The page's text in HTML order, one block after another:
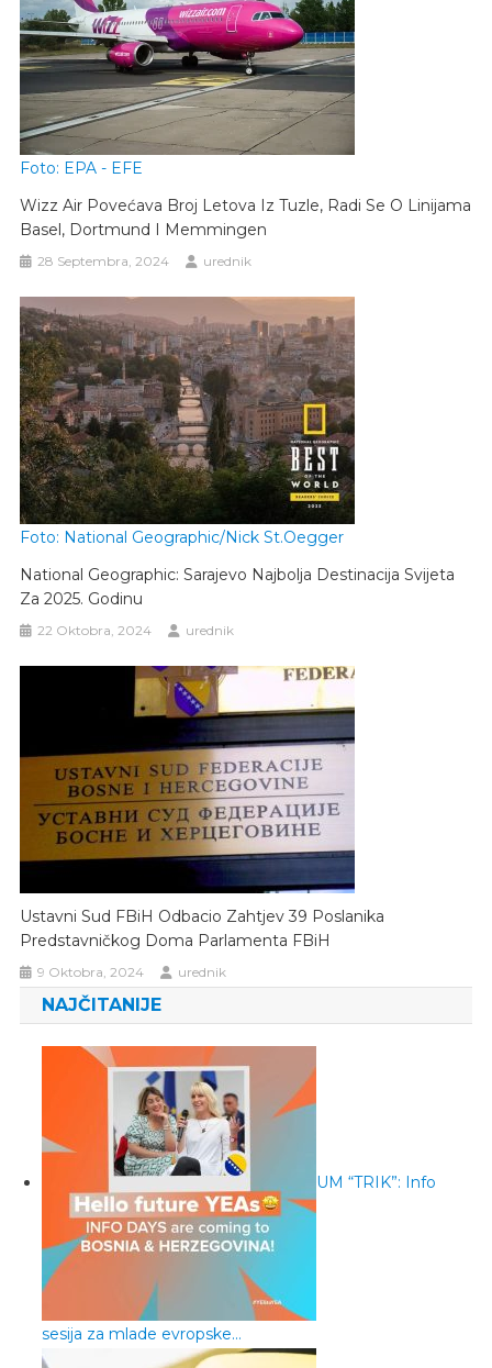
Foto: EPA - EFE
Wizz Air Povećava Broj Letova Iz Tuzle, Radi Se O Linijama
Basel, Dortmund I Memmingen
28 Septembra, 2024 urednik
Foto: National Geographic/Nick St.Oegger
National Geographic: Sarajevo Najbolja Destinacija Svijeta
Za 2025. Godinu
22 Oktobra, 2024 urednik
Ustavni Sud FBiH Odbacio Zahtjev 39 Poslanika
Predstavničkog Doma Parlamenta FBiH
9 Oktobra, 2024 urednik
NAJČITANIJE
UM “TRIK”: Info
sesija za mlade evropske…